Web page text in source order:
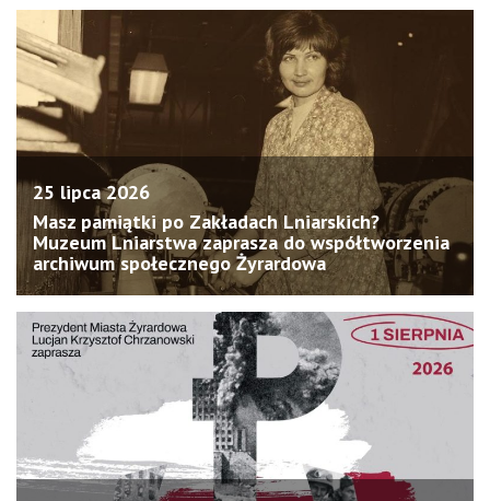
25 lipca 2026
Masz pamiątki po Zakładach Lniarskich?
Muzeum Lniarstwa zaprasza do współtworzenia
archiwum społecznego Żyrardowa